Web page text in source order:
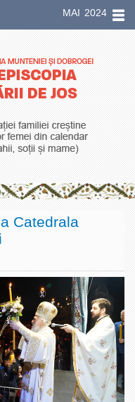
MAI 2024
Catedrala